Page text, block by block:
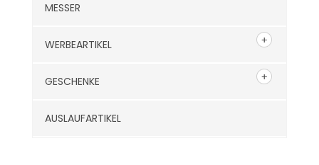
MESSER
WERBEARTIKEL
GESCHENKE
AUSLAUFARTIKEL